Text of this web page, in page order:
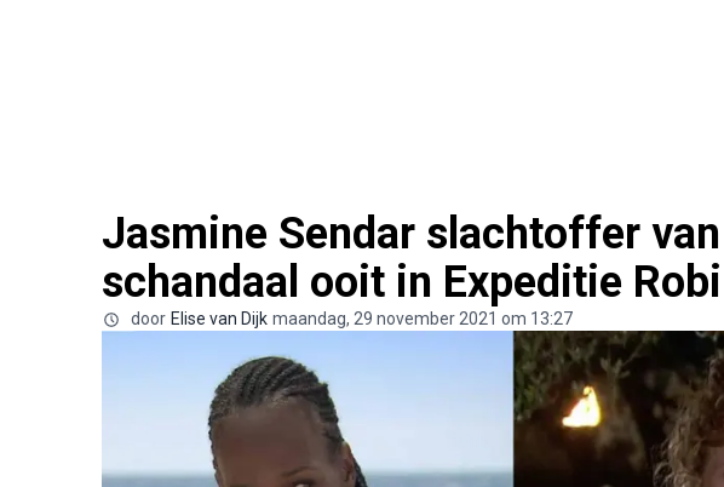
Jasmine Sendar slachtoffer
schandaal ooit in Expeditie
door Elise van Dijk maandag, 29 november 2021 om 13:27